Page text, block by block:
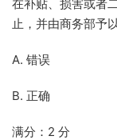
在补贴、损害或者
止，并由商务部予
A. 错误
B. 正确
满分：2 分